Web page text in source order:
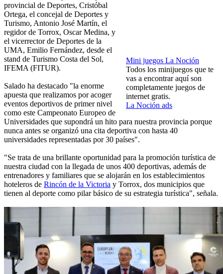
Mini juegos La Noción
Todos los minijuegos que te
vas a encontrar aquí son
completamente juegos de
internet gratis.
La Noción ads
provincial de Deportes, Cristóbal
Ortega, el concejal de Deportes y
Turismo, Antonio José Martín, el
regidor de Torrox, Oscar Medina, y
el vicerrector de Deportes de la
UMA, Emilio Fernández, desde el
stand de Turismo Costa del Sol,
IFEMA (FITUR).
Salado ha destacado "la enorme
apuesta que realizamos por acoger
eventos deportivos de primer nivel
como este Campeonato Europeo de
Universidades que supondrá un hito para nuestra provincia porque
nunca antes se organizó una cita deportiva con hasta 40
universidades representadas por 30 países".
"Se trata de una brillante oportunidad para la promoción turística de
nuestra ciudad con la llegada de unos 400 deportivas, además de
entrenadores y familiares que se alojarán en los establecimientos
hoteleros de Rincón de la Victoria y Torrox, dos municipios que
tienen al deporte como pilar básico de su estrategia turística", señala.